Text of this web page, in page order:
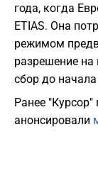
года, когда
ETIAS. Она
режимом
разрешение на
сбор до
Ранее
анонсировали